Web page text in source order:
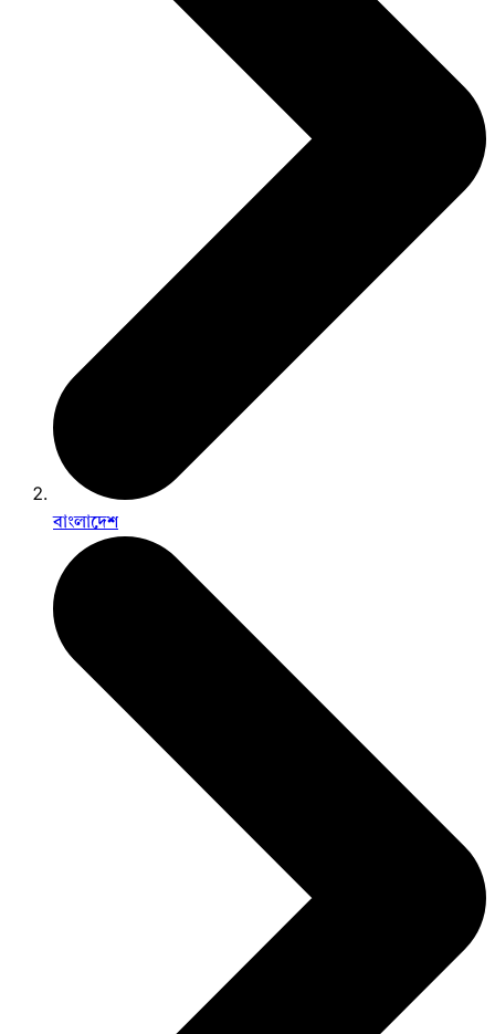
বাংলাদেশ